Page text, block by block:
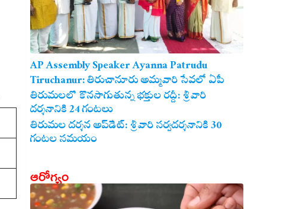
AP Assembly Speaker Ayanna Patrudu
Tiruchanur: తిరుచానూరు అమ్మవారి సేవలో ఏపీ
అసెంబ్లీ స్పీకర్.. కుటుంబ సమేతంగా దర్శించుకున్న
అయ్యన్నపాత్రుడు!
తిరుమలలో కొనసాగుతున్న భక్తుల రద్దీ: శ్రీవారి
దర్శనానికి 24 గంటలు
తిరుమల దర్శన అప్‌డేట్: శ్రీవారి సర్వదర్శనానికి 30
గంటల సమయం
ఆరోగ్యం